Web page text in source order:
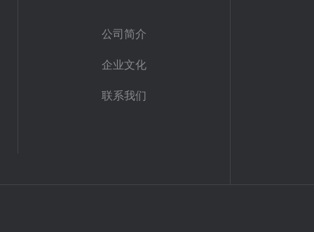
公司简介
企业文化
联系我们